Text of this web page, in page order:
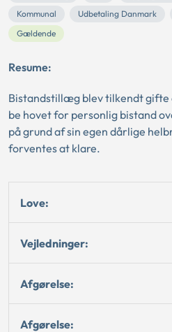
Kommunal
Udbetaling Danmark
Gældende
Resume:
Bistandstillæg blev tilkendt
be hovet for personlig bistand
på grund af sin egen dårlige
forventes at klare.
Love:
Vejledninger:
Afgørelse:
Afgørelse: